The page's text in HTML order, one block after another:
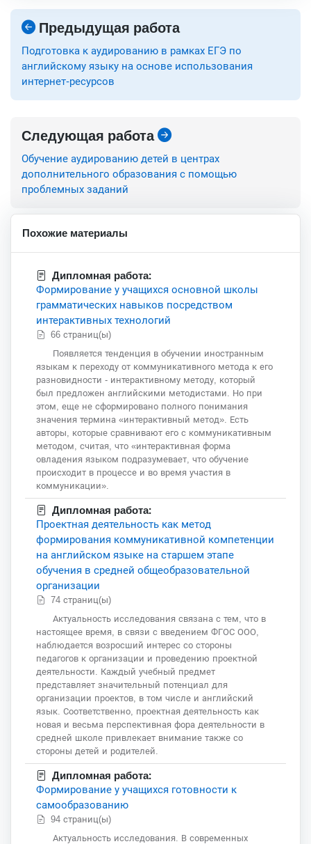
Предыдущая работа
Подготовка к аудированию в рамках ЕГЭ по
английскому языку на основе использования
интернет-ресурсов
Следующая работа
Обучение аудированию детей в центрах
дополнительного образования с помощью
проблемных заданий
Похожие материалы
Дипломная работа:
Формирование у учащихся основной школы
грамматических навыков посредством
интерактивных технологий
66 страниц(ы)
Появляется тенденция в обучении иностранным
языкам к переходу от коммуникативного метода к его
разновидности - интерактивному методу, который
был предложен английскими методистами. Но при
этом, еще не сформировано полного понимания
значения термина «интерактивный метод». Есть
авторы, которые сравнивают его с коммуникативным
методом, считая, что «интерактивная форма
овладения языком подразумевает, что обучение
происходит в процессе и во время участия в
коммуникации».
Дипломная работа:
Проектная деятельность как метод
формирования коммуникативной компетенции
на английском языке на старшем этапе
обучения в средней общеобразовательной
организации
74 страниц(ы)
Актуальность исследования связана с тем, что в
настоящее время, в связи с введением ФГОС ООО,
наблюдается возросший интерес со стороны
педагогов к организации и проведению проектной
деятельности. Каждый учебный предмет
представляет значительный потенциал для
организации проектов, в том числе и английский
язык. Соответственно, проектная деятельность как
новая и весьма перспективная фора деятельности в
средней школе привлекает внимание также со
стороны детей и родителей.
Дипломная работа:
Формирование у учащихся готовности к
самообразованию
94 страниц(ы)
Актуальность исследования. В современных